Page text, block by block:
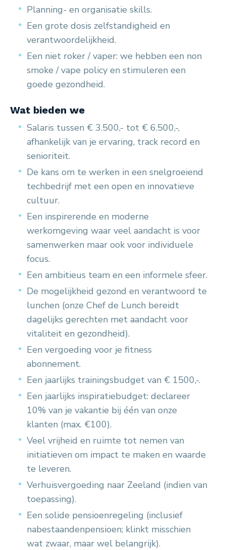
Planning- en organisatie skills.
Een grote dosis zelfstandigheid en
verantwoordelijkheid.
Een niet roker / vaper: we hebben een non
smoke / vape policy en stimuleren een
goede gezondheid.
Wat bieden we
Salaris tussen € 3.500,- tot € 6.500,-,
afhankelijk van je ervaring, track record en
senioriteit.
De kans om te werken in een snelgroeiend
techbedrijf met een open en innovatieve
cultuur.
Een inspirerende en moderne
werkomgeving waar veel aandacht is voor
samenwerken maar ook voor individuele
focus.
Een ambitieus team en een informele sfeer.
De mogelijkheid gezond en verantwoord te
lunchen (onze Chef de Lunch bereidt
dagelijks gerechten met aandacht voor
vitaliteit en gezondheid).
Een vergoeding voor je fitness
abonnement.
Een jaarlijks trainingsbudget van € 1500,-.
Een jaarlijks inspiratiebudget: declareer
10% van je vakantie bij één van onze
klanten (max. €100).
Veel vrijheid en ruimte tot nemen van
initiatieven om impact te maken en waarde
te leveren.
Verhuisvergoeding naar Zeeland (indien van
toepassing).
Een solide pensioenregeling (inclusief
nabestaandenpensioen; klinkt misschien
wat zwaar, maar wel belangrijk).